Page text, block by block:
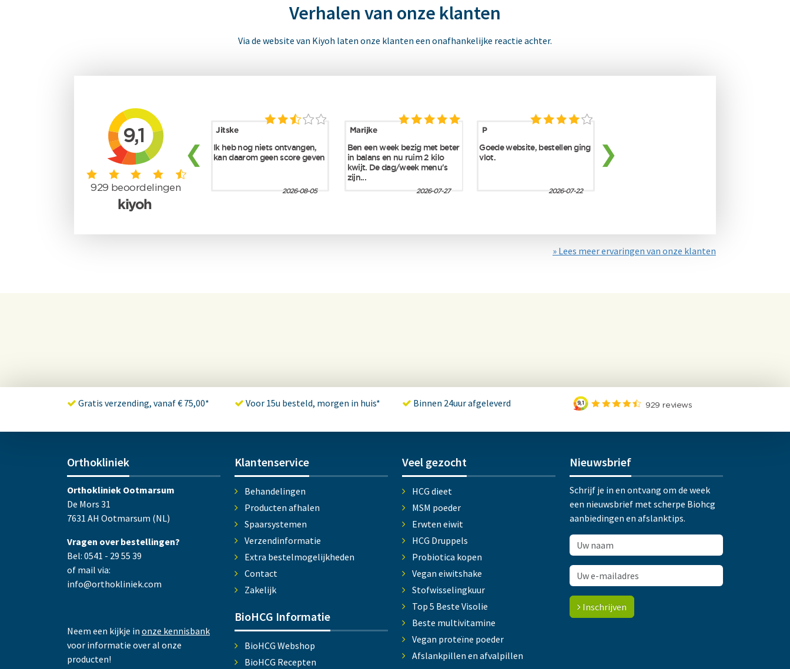
Verhalen van onze klanten
Via de website van Kiyoh laten onze klanten een onafhankelijke reactie achter.
» Lees meer ervaringen van onze klanten
Gratis verzending, vanaf € 75,00* Voor 15u besteld, morgen in huis* Binnen 24uur afgeleverd
Orthokliniek
Orthokliniek Ootmarsum
De Mors 31
7631 AH Ootmarsum (NL)
Vragen over bestellingen?
Bel: 0541 - 29 55 39
of mail via:
info@orthokliniek.com
Neem een kijkje in onze kennisbank
voor informatie over al onze
producten!
Klantenservice
Behandelingen
Producten afhalen
Spaarsystemen
Verzendinformatie
Extra bestelmogelijkheden
Contact
Zakelijk
BioHCG Informatie
BioHCG Webshop
BioHCG Recepten
Veel gezocht
HCG dieet
MSM poeder
Erwten eiwit
HCG Druppels
Probiotica kopen
Vegan eiwitshake
Stofwisselingkuur
Top 5 Beste Visolie
Beste multivitamine
Vegan proteïne poeder
Afslankpillen en afvalpillen
Nieuwsbrief
Schrijf je in en ontvang om de week
een nieuwsbrief met scherpe Biohcg
aanbiedingen en afslanktips.
Inschrijven